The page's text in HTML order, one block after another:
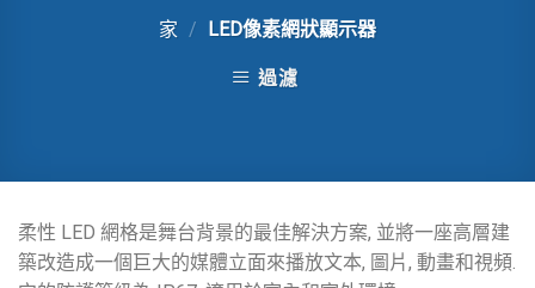
家 / LED像素網狀顯示器
過濾
柔性 LED 網格是舞台背景的最佳解決方案, 並將一座高層建
築改造成一個巨大的媒體立面來播放文本, 圖片, 動畫和視頻.